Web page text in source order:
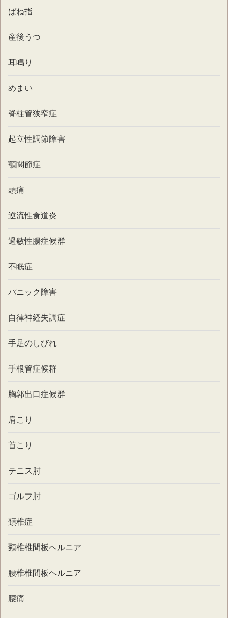
ばね指
産後うつ
耳鳴り
めまい
脊柱管狭窄症
起立性調節障害
顎関節症
頭痛
逆流性食道炎
過敏性腸症候群
不眠症
パニック障害
自律神経失調症
手足のしびれ
手根管症候群
胸郭出口症候群
肩こり
首こり
テニス肘
ゴルフ肘
頚椎症
頸椎椎間板ヘルニア
腰椎椎間板ヘルニア
腰痛